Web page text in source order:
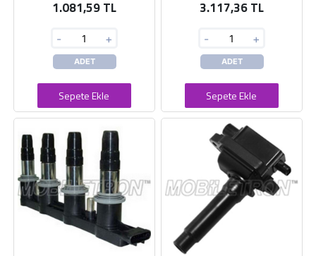
1.081,59 TL
- +
ADET
Sepete Ekle
3.117,36 TL
- +
ADET
Sepete Ekle